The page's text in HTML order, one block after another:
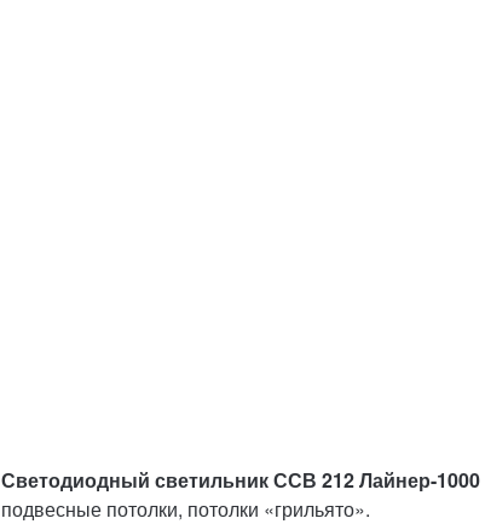
Светодиодный светильник ССВ 212 Лайнер-1000
подвесные потолки, потолки «грильято».